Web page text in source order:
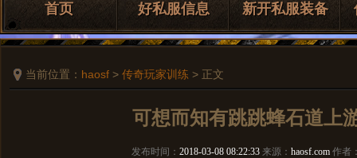
首页 好私服信息 新开私服装备
当前位置： haosf > 传奇玩家训练 > 正文
可想而知有跳跳蜂石道上
发布时间： 2018-03-08 08:22:33 来源： haosf.com 作者